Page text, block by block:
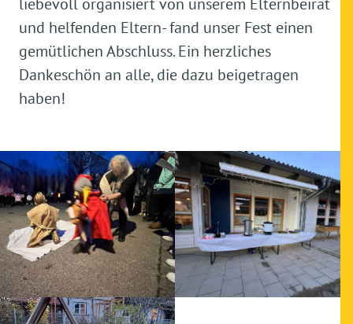
und helfenden Eltern- fand unser Fest einen
gemütlichen Abschluss. Ein herzliches
Dankeschön an alle, die dazu beigetragen
haben!